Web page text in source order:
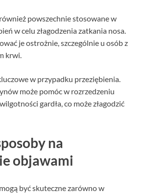
powszechnie stosowane w
w celu złagodzenia zatkania nosa.
je ostrożnie, szczególnie u osób z
krwi.
w przypadku przeziębienia.
może pomóc w rozrzedzeniu
gardła, co może złagodzić
na
objawami
być skuteczne zarówno w